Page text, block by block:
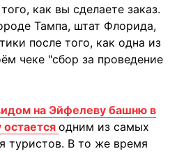
как вы сделаете заказ.
Тампа, штат Флорида,
после того, как одна из
чеке "сбор за проведение
на Эйфелеву башню в
одним из самых
туристов. В то же время